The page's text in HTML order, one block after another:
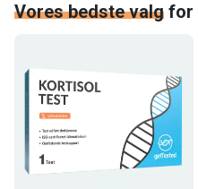
Vores bedste valg for